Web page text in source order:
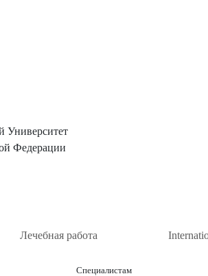
Университет
Федерации
Лечебная работа
Специалистам